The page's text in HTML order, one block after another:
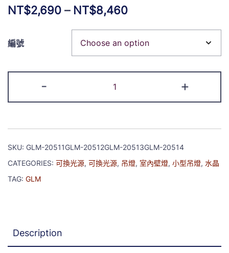
NT$2,690 – NT$8,460
編號
- +
SKU: GLM-20511GLM-20512GLM-20513GLM-20514
CATEGORIES: 可換光源, 可換光源, 吊燈, 室內壁燈, 小型吊燈, 水晶
TAG: GLM
Description